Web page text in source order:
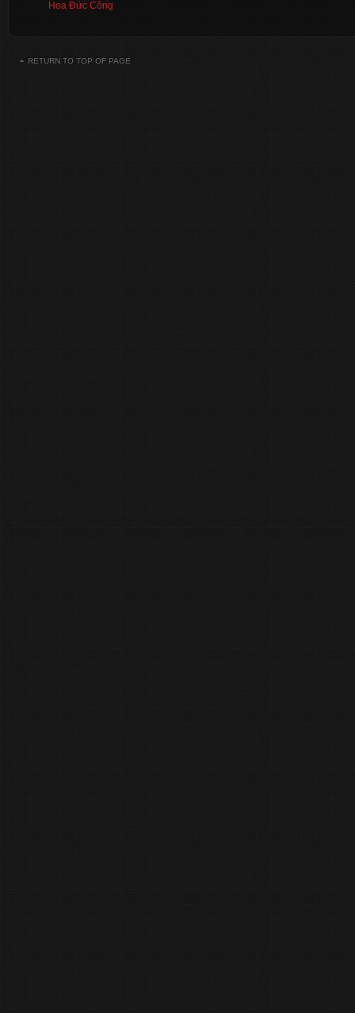
Hoa Đức Công
RETURN TO TOP OF PAGE